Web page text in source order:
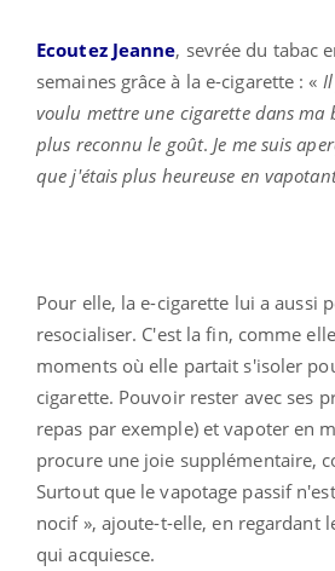
Ecoutez Jeanne, sevrée du tabac
semaines grâce à la e-cigarette : «
voulu mettre une cigarette dans ma
plus reconnu le goût. Je me suis
que j'étais plus heureuse en
Pour elle, la e-cigarette lui a aussi
resocialiser. C'est la fin, comme
moments où elle partait s'isoler
cigarette. Pouvoir rester avec ses
repas par exemple) et vapoter en
procure une joie supplémentaire,
Surtout que le vapotage passif
nocif », ajoute-t-elle, en regardant
qui acquiesce.